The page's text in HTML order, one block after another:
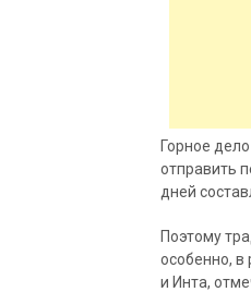
Горное
отправить
дней
Поэтому
особенно, в
и Инта,